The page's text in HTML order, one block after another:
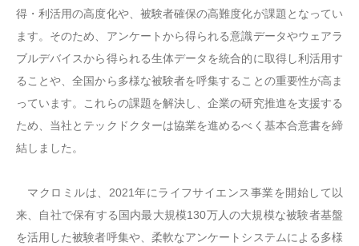
得・利活用の高度化や、被験者確保の高難度化が課題となってい
ます。そのため、アンケートから得られる意識データやウェアラ
ブルデバイスから得られる生体データを統合的に取得し利活用す
ることや、全国から多様な被験者を呼集することの重要性が高ま
っています。これらの課題を解決し、企業の研究推進を支援する
ため、当社とテックドクターは協業を進めるべく基本合意書を締
結しました。
マクロミルは、2021年にライフサイエンス事業を開始して以
来、自社で保有する国内最大規模130万人の大規模な被験者基盤
を活用した被験者呼集や、柔軟なアンケートシステムによる多様